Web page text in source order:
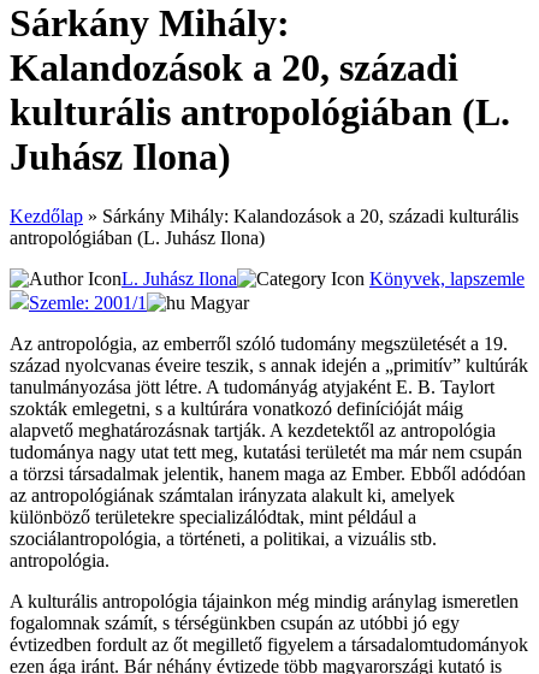
Sárkány Mihály:
Kalandozások a 20, századi
kulturális antropológiában (L.
Juhász Ilona)
Kezdőlap » Sárkány Mihály: Kalandozások a 20, századi kulturális
antropológiában (L. Juhász Ilona)
L. Juhász Ilona
Könyvek, lapszemle
Szemle: 2001/1
Magyar
Az antropológia, az emberről szóló tudomány megszületését a 19.
század nyolcvanas éveire teszik, s annak idején a „primitív” kultúrák
tanulmányozása jött létre. A tudományág atyjaként E. B. Taylort
szokták emlegetni, s a kultúrára vonatkozó definícióját máig
alapvető meghatározásnak tartják. A kezdetektől az antropológia
tudománya nagy utat tett meg, kutatási területét ma már nem csupán
a törzsi társadalmak jelentik, hanem maga az Ember. Ebből adódóan
az antropológiának számtalan irányzata alakult ki, amelyek
különböző területekre specializálódtak, mint például a
szociálantropológia, a történeti, a politikai, a vizuális stb.
antropológia.
A kulturális antropológia tájainkon még mindig aránylag ismeretlen
fogalomnak számít, s térségünkben csupán az utóbbi jó egy
évtizedben fordult az őt megillető figyelem a társadalomtudományok
ezen ága iránt. Bár néhány évtizede több magyarországi kutató is